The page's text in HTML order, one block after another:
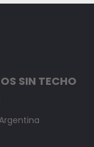
SIN TECHO